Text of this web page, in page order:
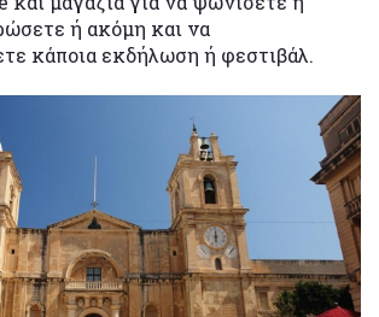
ή ακόμη και να
κάποια εκδήλωση ή φεστιβάλ.